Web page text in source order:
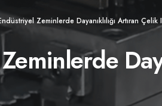
Zeminlerde Dayanıklılığı Artıran Çelik